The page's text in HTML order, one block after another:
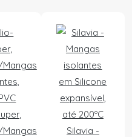
Silavia -